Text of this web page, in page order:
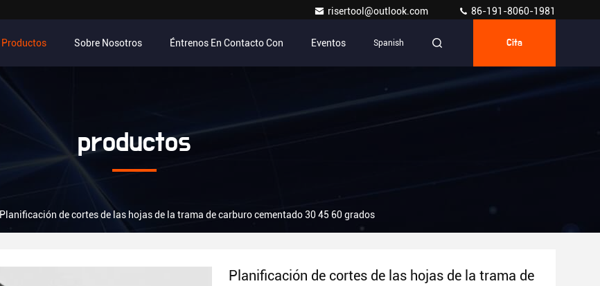
risertool@outlook.com 86-191-8060-1981
Productos Sobre Nosotros Éntrenos En Contacto Con Eventos Spanish Cita
productos
Planificación de cortes de las hojas de la trama de carburo cementado 30 45 60 grados
Planificación de cortes de las hojas de la trama de